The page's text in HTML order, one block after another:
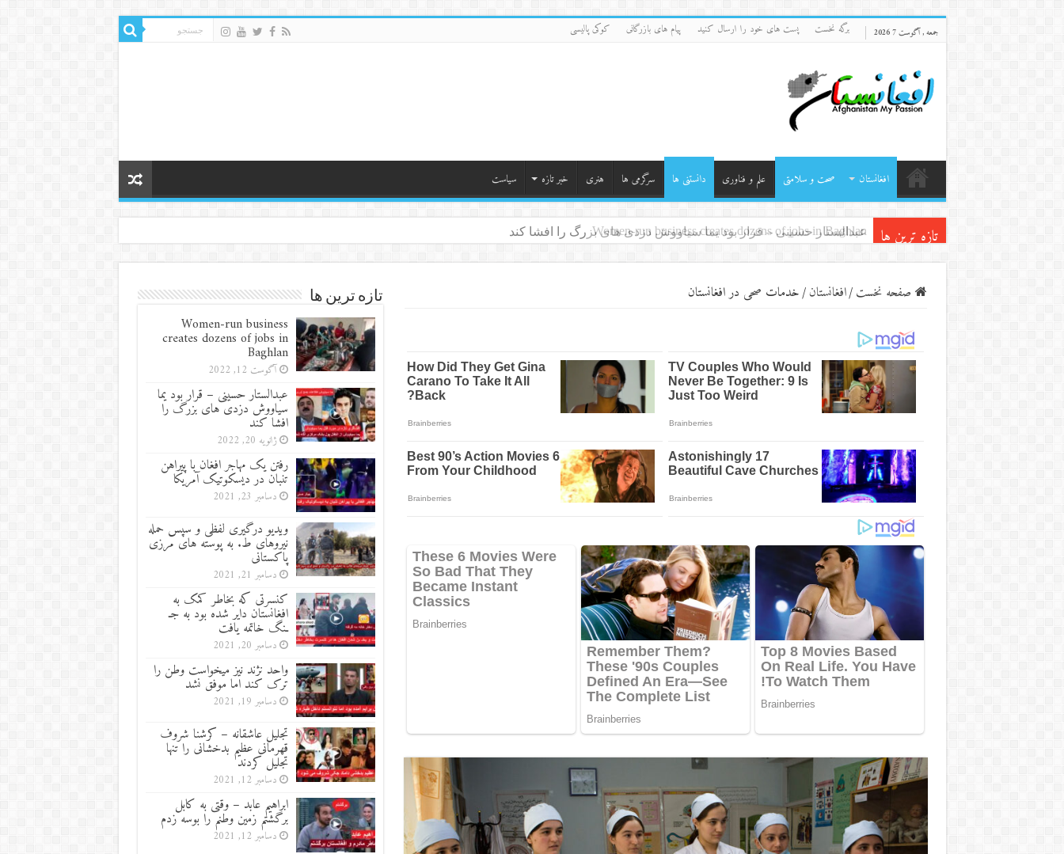
جمعه , آگوست 7 2026 برگه نخست پست های خود را ارسال کنید پیام های بازرگانی کوکی پالیسی
افغانستان صحت و سلامتی علم و فناوری دانستنی ها سرگرمی ها هنری خبر تازه سیاست
تازه ترین ها عبدالستار حسینی – قرار بود یما سیاووش دزدی های بزرگ را افشا کند
صفحه نخست/افغانستان/خدمات صحی ‌در افغانستان تازه ترین ها
Women-run business
creates dozens of jobs in
Baghlan
آگوست 12, 2022
عبدالستار حسینی – قرار بود یما
سیاووش دزدی های بزرگ را
افشا کند
ژانویه 20, 2022
رفتن یک مهاجر افغان با پیراهن
تنبان در دیسکوتیک آمریکا
دسامبر 23, 2021
ویدیو درگیری لفظی و سپس حمله
نیروهای ط. به پوسته های مرزی
پاکستانی
دسامبر 21, 2021
کنسرتی که بخاطر کمک به
افغانستان دایر شده بود به جـ
ـنگ خاتمه یافت
دسامبر 20, 2021
واحد نژند نیز میخواست وطن را
ترک کند اما موفق نشد
دسامبر 19, 2021
تجلیل عاشقانه – کرشنا شروف
قهرمانی عظیم بدخشانی را تنها
تجلیل کردند
دسامبر 12, 2021
ابراهیم عابد – وقتی به کابل
برگشتم زمین وطنم را بوسه زدم
دسامبر 12, 2021